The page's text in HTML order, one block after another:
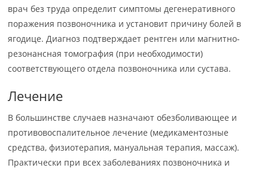
врач без труда определит симптомы дегенеративного
поражения позвоночника и установит причину болей в
ягодице. Диагноз подтверждает рентген или магнитно-
резонансная томография (при необходимости)
соответствующего отдела позвоночника или сустава.
Лечение
В большинстве случаев назначают обезболивающее и
противовоспалительное лечение (медикаментозные
средства, физиотерапия, мануальная терапия, массаж).
Практически при всех заболеваниях позвоночника и